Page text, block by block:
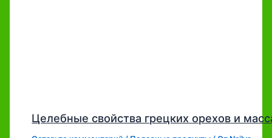
Целебные свойства грецких орехов и